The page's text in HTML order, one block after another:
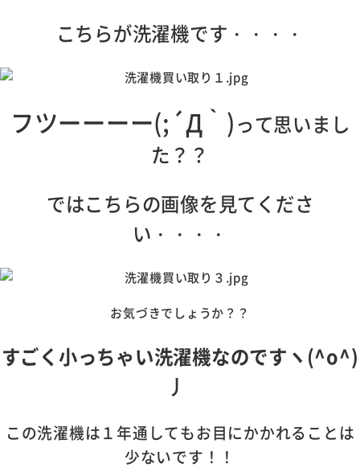
こちらが洗濯機です・・・・
フツーーーー(;´Д｀)って思いまし
た？？
ではこちらの画像を見てくださ
い・・・・
お気づきでしょうか？？
すごく小っちゃい洗濯機なのですヽ(^o^)
丿
この洗濯機は１年通してもお目にかかれることは
少ないです！！